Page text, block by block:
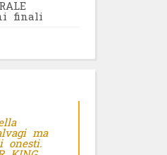
finali
ma
onesti.